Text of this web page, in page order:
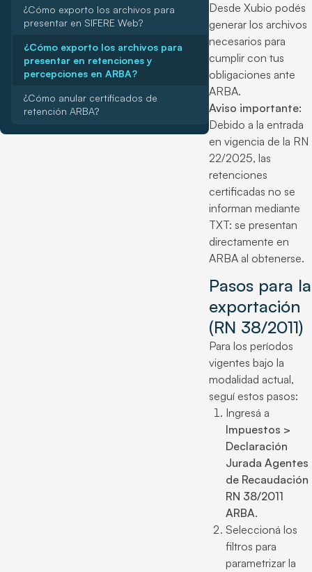
¿Cómo exporto los archivos para
presentar en SIFERE Web?
¿Cómo exporto los archivos para
presentar en retenciones y
percepciones en ARBA?
¿Cómo anular certificados de
retención ARBA?
Desde Xubio podés
generar los archivos
necesarios para
cumplir con tus
obligaciones ante
ARBA.
Aviso importante:
Debido a la entrada
en vigencia de la RN
22/2025, las
retenciones
certificadas no se
informan mediante
TXT: se presentan
directamente en
ARBA al obtenerse.
Pasos para la
exportación
(RN 38/2011)
Para los períodos
vigentes bajo la
modalidad actual,
seguí estos pasos:
Ingresá a
Impuestos >
Declaración
Jurada Agentes
de Recaudación
RN 38/2011
ARBA.
Seleccioná los
filtros para
parametrizar la